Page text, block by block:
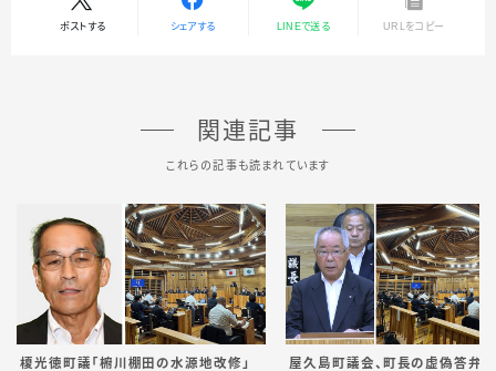
ポストする シェアする LINEで送る URLをコピー
関連記事
これらの記事も読まれています
榎光徳町議「椨川棚田の水源地改修」
屋久島町議会、町長の虚偽答弁